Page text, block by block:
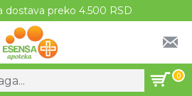
dostava preko 4.500 RSD
0